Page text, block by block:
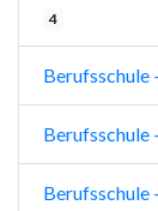
4
Berufsschule
Berufsschule